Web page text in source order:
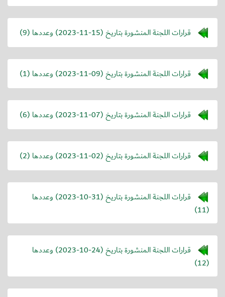
قرارات اللجنة المنشورة بتاريخ (2023-11-15) وعددها (9)
قرارات اللجنة المنشورة بتاريخ (2023-11-09) وعددها (1)
قرارات اللجنة المنشورة بتاريخ (2023-11-07) وعددها (6)
قرارات اللجنة المنشورة بتاريخ (2023-11-02) وعددها (2)
قرارات اللجنة المنشورة بتاريخ (2023-10-31) وعددها
(11)
قرارات اللجنة المنشورة بتاريخ (2023-10-24) وعددها
(12)